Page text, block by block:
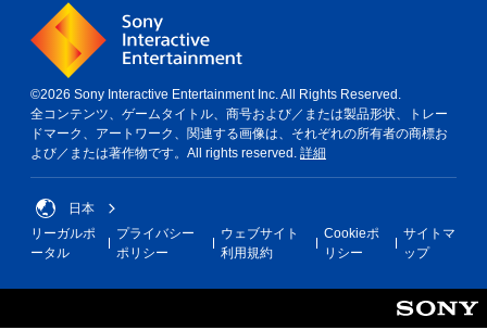
©2026 Sony Interactive Entertainment Inc. All Rights Reserved.
全コンテンツ、ゲームタイトル、商号および／または製品形状、トレー
ドマーク、アートワーク、関連する画像は、それぞれの所有者の商標お
よび／または著作物です。All rights reserved. 詳細
日本
リーガルポ
ータル
プライバシー
ポリシー
ウェブサイト
利用規約
Cookieポ
リシー
サイトマ
ップ